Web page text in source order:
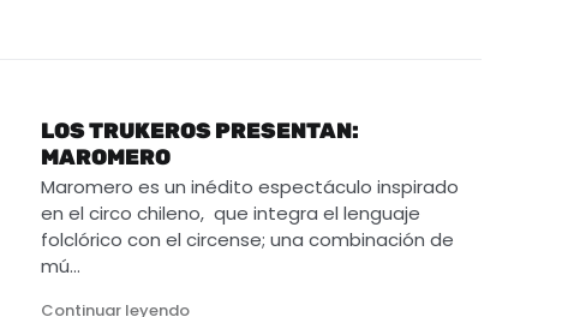
LOS TRUKEROS PRESENTAN:
MAROMERO
Maromero es un inédito espectáculo inspirado
en el circo chileno, que integra el lenguaje
folclórico con el circense; una combinación de
mú…
Continuar leyendo"Los Trukeros presentan: Maromero"